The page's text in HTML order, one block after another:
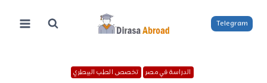
المحتوى
Telegram
الدراسة في مصر تخصص الطب البيطري